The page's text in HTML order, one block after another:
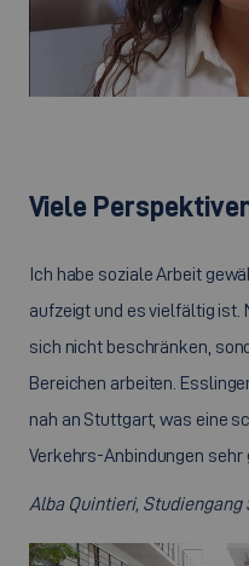
Viele
Ich habe soziale Arbeit
aufzeigt und es vielfältig ist.
sich nicht beschränken,
Bereichen arbeiten.
nah an Stuttgart, was eine
Verkehrs-Anbindungen sehr
Alba Quintieri, Studiengang